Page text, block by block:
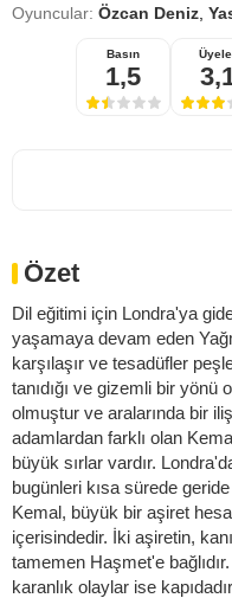
Oyuncular: Özcan Deniz
Basın
1,5
Özet
Dil eğitimi için Londra'ya
yaşamaya devam eden
karşılaşır ve tesadüfler
tanıdığı ve gizemli bir yönü
olmuştur ve aralarında bir
adamlardan farklı olan
büyük sırlar vardır.
bugünleri kısa sürede
Kemal, büyük bir aşiret
içerisindedir. İki aşiretin,
tamemen Haşmet'e
karanlık olaylar ise